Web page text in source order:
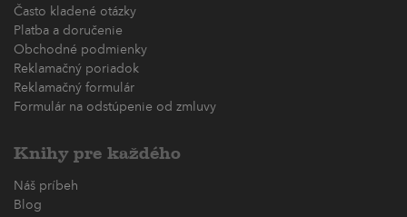
Často kladené otázky
Platba a doručenie
Obchodné podmienky
Reklamačný poriadok
Reklamačný formulár
Formulár na odstúpenie od zmluvy
Knihy pre každého
Náš príbeh
Blog